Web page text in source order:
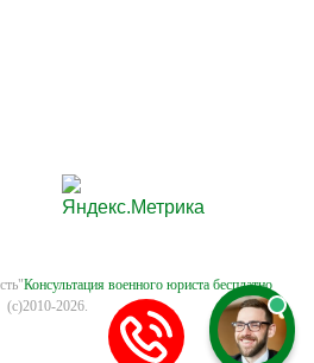
Консультация военного юриста бесплатно
(с)2010-2026.